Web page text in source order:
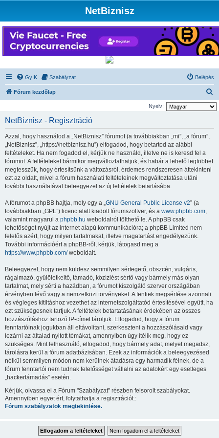
NetBiznisz
GyIK Szabályzat Belépés
Fórum kezdőlap
e
Nyelv:
NetBiznisz - Regisztráció
Azzal, hogy használod a „NetBiznisz” fórumot (a továbbiakban „mi”, „a fórum”,
„NetBiznisz”, „https://netbiznisz.hu”) elfogadod, hogy betartod az alábbi
feltételeket. Ha nem fogadod el, kérjük ne használd, illetve ne is keresd fel a
fórumot. A feltételeket bármikor megváltoztathatjuk, és habár a lehető legtöbbet
megtesszük, hogy értesítsünk a változásról, érdemes rendszeresen áttekinteni
ezt az oldalt, mivel a fórum használati feltételeinek megváltoztatása utáni
további használatával beleegyezel az új feltételek betartásába.
A fórumot a phpBB hajtja, mely egy a „GNU General Public License v2” (a
továbbiakban „GPL”) licenc alatt kiadott fórumszoftver, és a www.phpbb.com,
valamint magyarul a phpbb.hu weboldalról tölthető le. A phpBB csak
lehetőséget nyújt az internet alapú kommunikációra; a phpBB Limited nem
felelős azért, hogy milyen tartalmakat, illetve magatartást engedélyezünk.
További információért a phpBB-ről, kérjük, látogasd meg a
https://www.phpbb.com/weboldalt.
Beleegyezel, hogy nem küldesz semmilyen sértegető, obszcén, vulgáris,
rágalmazó, gyűlöletkeltő, támadó, közízlést sértő vagy bármely más olyan
tartalmat, mely sérti a hazádban, a fórumot kiszolgáló szerver országában
érvényben lévő vagy a nemzetközi törvényeket. A fentiek megsértése azonnali
és végleges kitiltáshoz vezethet az internetszolgáltatód értesítésével együtt, ha
ezt szükségesnek tartjuk. A feltételek betartatásának érdekében az összes
hozzászóláshoz tartozó IP-címet tároljuk. Elfogadod, hogy a fórum
fenntartóinak jogukban áll eltávolítani, szerkeszteni a hozzászólásaid vagy
lezárni az általad nyitott témákat, amennyiben úgy ítélik meg, hogy ez
szükséges. Mint felhasználó, elfogadod, hogy bármely adat, melyet megadsz,
tárolásra kerül a fórum adatbázisában. Ezek az információk a beleegyezésed
nélkül semmilyen módon nem kerülnek átadásra egy harmadik félnek, de a
fórum fenntartói nem tudnak felelősséget vállalni az adatokért egy esetleges
„hackertámadás” esetén.
Kérjük, olvassa el a Fórum "Szabályzat" részben felsorolt szabályokat.
Amennyiben egyet ért, folytathatja a regisztrációt.:
Fórum szabályzatok megtekintése.